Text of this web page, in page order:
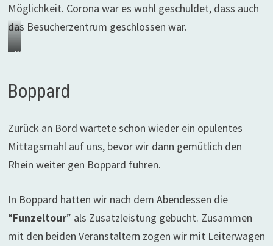
Möglichkeit. Corona war es wohl geschuldet, dass auch
das Besucherzentrum geschlossen war.
W
r
t
n
a
f
e
n
Boppard
Zurück an Bord wartete schon wieder ein opulentes
Mittagsmahl auf uns, bevor wir dann gemütlich den
Rhein weiter gen Boppard fuhren.
In Boppard hatten wir nach dem Abendessen die
“Funzeltour” als Zusatzleistung gebucht. Zusammen
mit den beiden Veranstaltern zogen wir mit Leiterwagen